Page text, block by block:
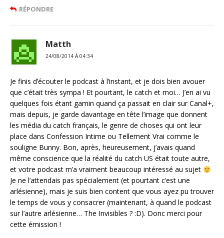
RÉPONDRE
Matth
24/08/2014 Á 04:34
Je finis d’écouter le podcast à l’instant, et je dois bien avouer
que c’était très sympa ! Et pourtant, le catch et moi… J’en ai vu
quelques fois étant gamin quand ça passait en clair sur Canal+,
mais depuis, je garde davantage en tête l’image que donnent
les média du catch français, le genre de choses qui ont leur
place dans Confession Intime ou Tellement Vrai comme le
souligne Bunny. Bon, après, heureusement, j’avais quand
même conscience que la réalité du catch US était toute autre,
et votre podcast m’a vraiment beaucoup intéressé au sujet
Je ne l’attendais pas spécialement (et pourtant c’est une
arlésienne), mais je suis bien content que vous ayez pu trouver
le temps de vous y consacrer (maintenant, à quand le podcast
sur l’autre arlésienne… The Invisibles ? :D). Donc merci pour
cette émission !